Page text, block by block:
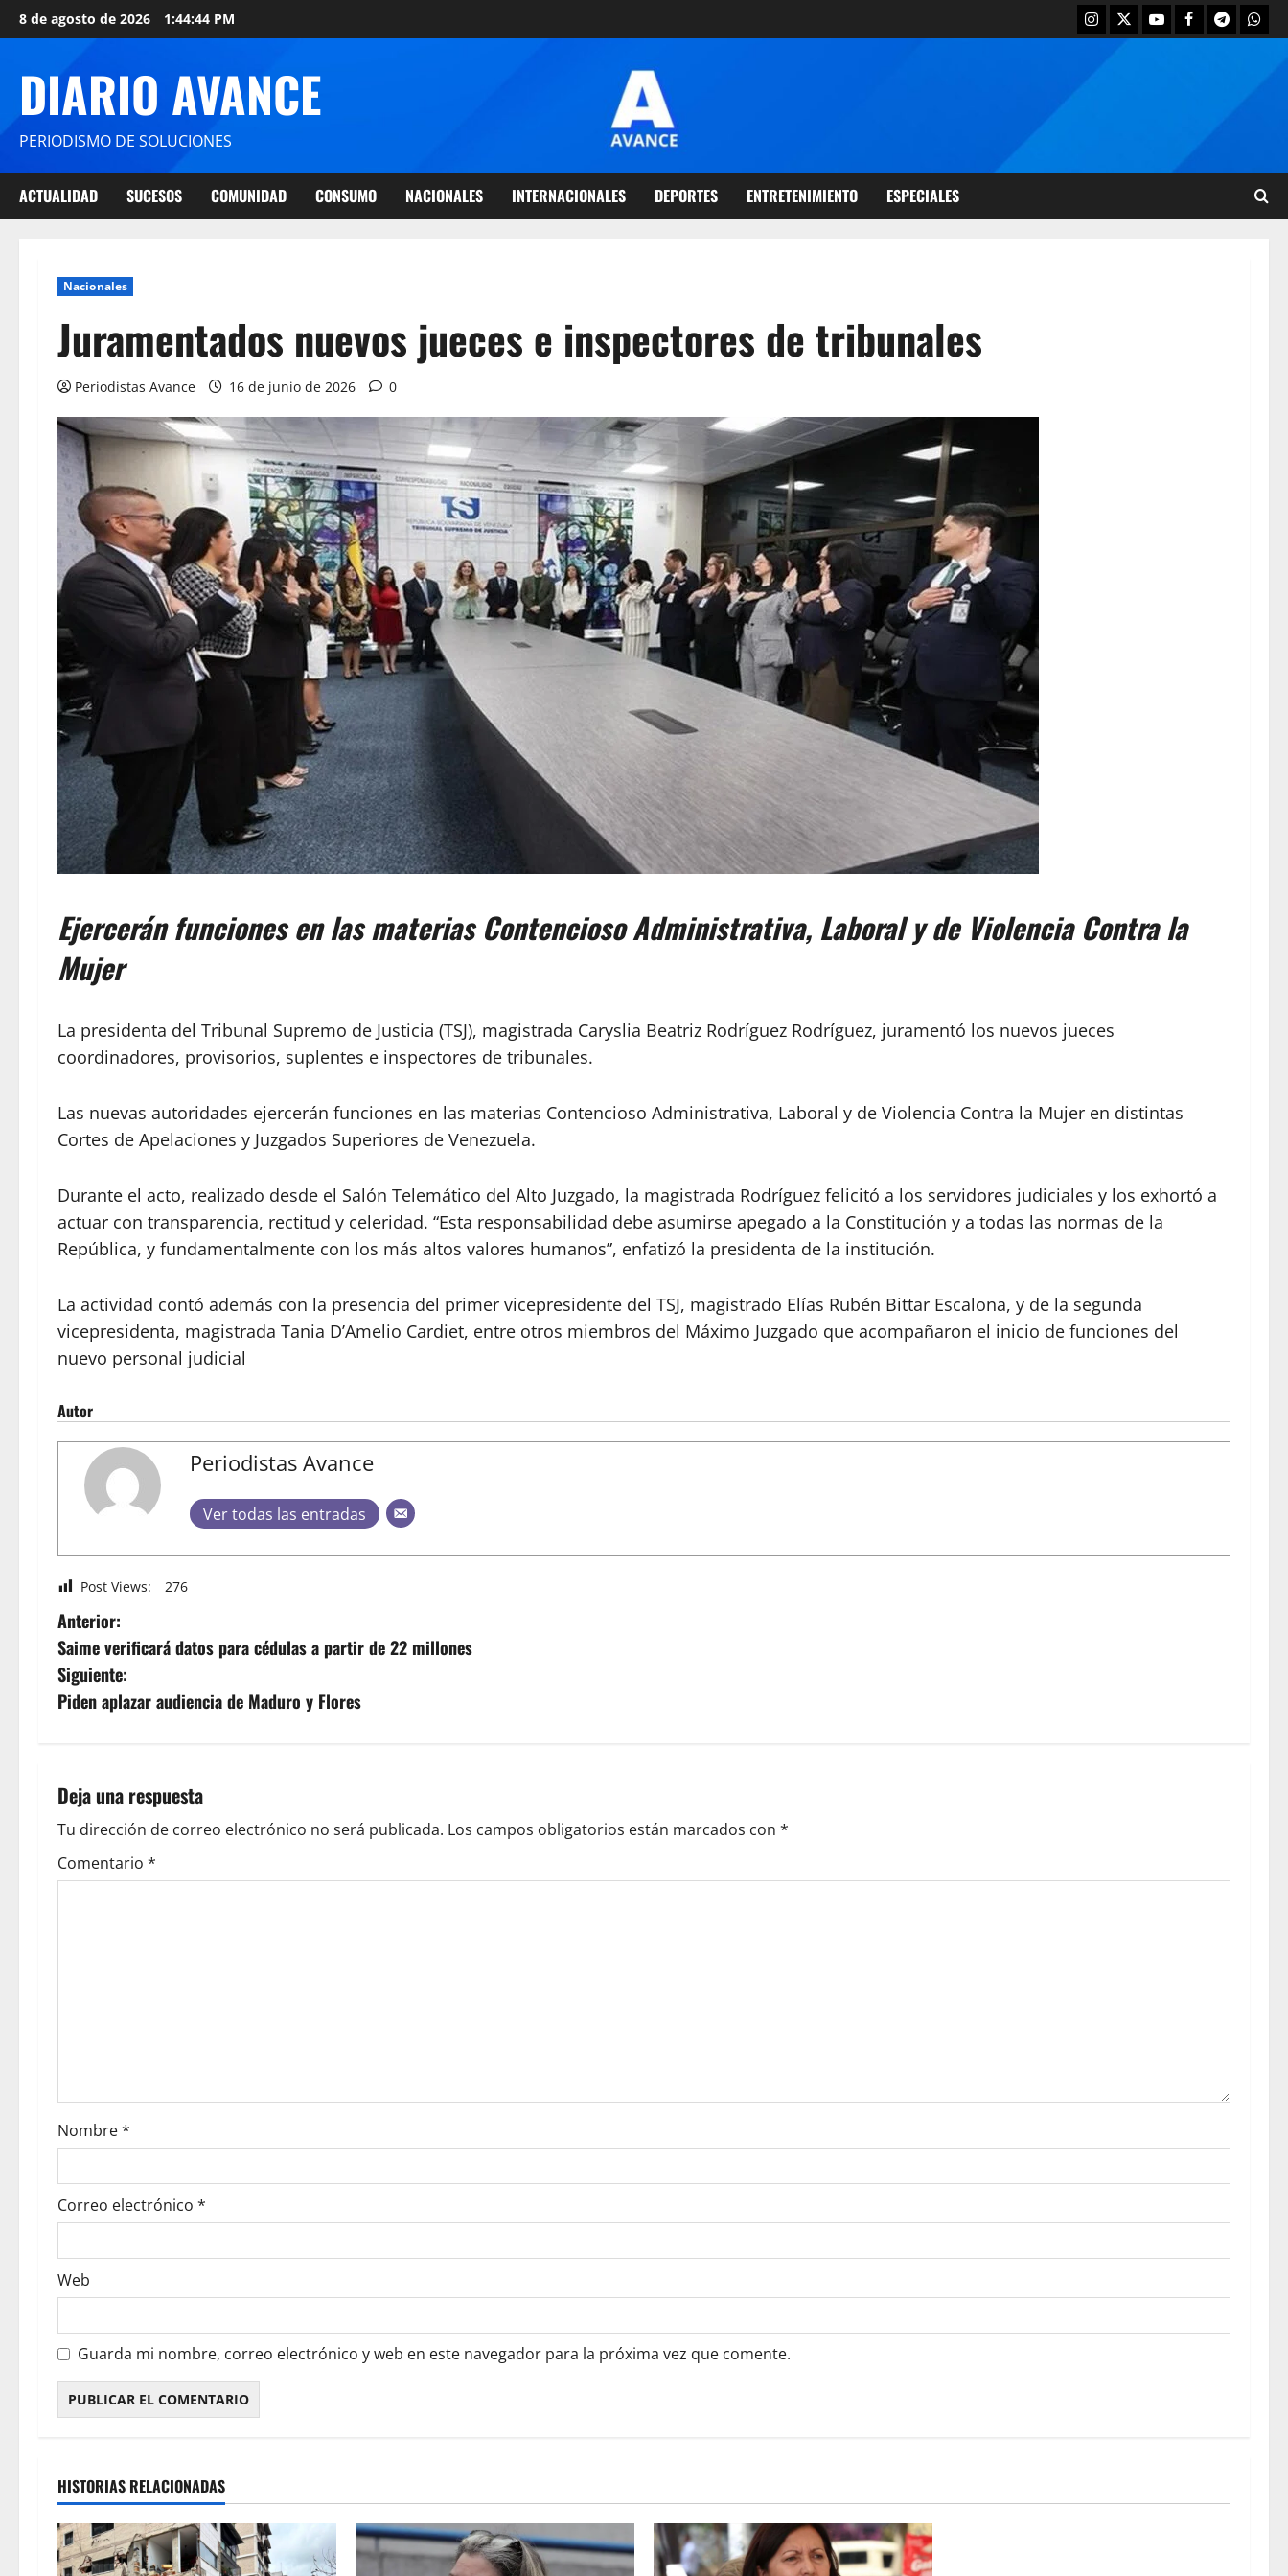
8 de agosto de 2026 1:44:44 PM
DIARIO AVANCE
PERIODISMO DE SOLUCIONES
ACTUALIDAD SUCESOS COMUNIDAD CONSUMO NACIONALES INTERNACIONALES DEPORTES ENTRETENIMIENTO ESPECIALES
Nacionales
Juramentados nuevos jueces e inspectores de tribunales
Periodistas Avance 16 de junio de 2026 0
Ejercerán funciones en las materias Contencioso Administrativa, Laboral y de Violencia Contra la
Mujer
La presidenta del Tribunal Supremo de Justicia (TSJ), magistrada Caryslia Beatriz Rodríguez Rodríguez, juramentó los nuevos jueces
coordinadores, provisorios, suplentes e inspectores de tribunales.
Las nuevas autoridades ejercerán funciones en las materias Contencioso Administrativa, Laboral y de Violencia Contra la Mujer en distintas
Cortes de Apelaciones y Juzgados Superiores de Venezuela.
Durante el acto, realizado desde el Salón Telemático del Alto Juzgado, la magistrada Rodríguez felicitó a los servidores judiciales y los exhortó a
actuar con transparencia, rectitud y celeridad. “Esta responsabilidad debe asumirse apegado a la Constitución y a todas las normas de la
República, y fundamentalmente con los más altos valores humanos”, enfatizó la presidenta de la institución.
La actividad contó además con la presencia del primer vicepresidente del TSJ, magistrado Elías Rubén Bittar Escalona, y de la segunda
vicepresidenta, magistrada Tania D’Amelio Cardiet, entre otros miembros del Máximo Juzgado que acompañaron el inicio de funciones del
nuevo personal judicial
Autor
Periodistas Avance
Ver todas las entradas
Post Views: 276
Anterior:
Saime verificará datos para cédulas a partir de 22 millones
Siguiente:
Piden aplazar audiencia de Maduro y Flores
Deja una respuesta
Tu dirección de correo electrónico no será publicada. Los campos obligatorios están marcados con *
Comentario *
Nombre*
Correo electrónico *
Web
Guarda mi nombre, correo electrónico y web en este navegador para la próxima vez que comente.
HISTORIAS RELACIONADAS